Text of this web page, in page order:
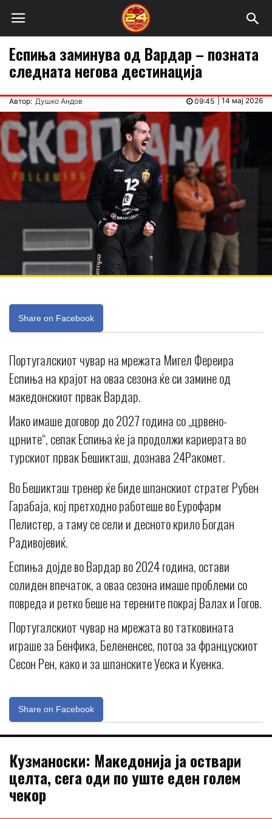
Еспиња заминува од Вардар – позната
следната негова дестинација
Автор: Душко Андов 14 мај 2026
09:45
Share on Facebook
Португалскиот чувар на мрежата Мигел Фереира
Еспиња на крајот на оваа сезона ќе си замине од
македонскиот првак Вардар.
Иако имаше договор до 2027 година со „црвено-
црните“, сепак Еспиња ќе ја продолжи кариерата во
турскиот првак Бешикташ, дознава 24Ракомет.
Во Бешикташ тренер ќе биде шпанскиот стратег Рубен
Гарабаја, кој претходно работеше во Еурофарм
Пелистер, а таму се сели и десното крило Богдан
Радивојевиќ.
Еспиња дојде во Вардар во 2024 година, остави
солиден впечаток, а оваа сезона имаше проблеми со
повреда и ретко беше на терените покрај Валах и Гогов.
Португалскиот чувар на мрежата во татковината
играше за Бенфика, Белененсес, потоа за францускиот
Сесон Рен, како и за шпанските Уеска и Куенка.
Share on Facebook
Кузманоски: Македонија ја оствари
целта, сега оди по уште еден голем
чекор